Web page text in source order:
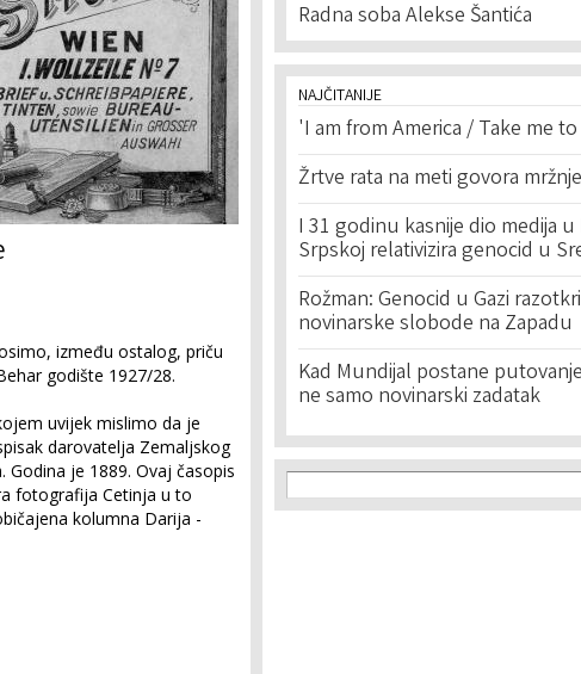
između ostalog, priču
godište 1927/28.
uvijek mislimo da je
darovatelja Zemaljskog
je 1889. Ovaj časopis
fotografija Cetinja u to
kolumna Darija -
Radna soba Alekse Šantića
NAJČITANIJE
'I am from America / Take me
Žrtve rata na meti govora mržnje
I 31 godinu kasnije dio medija
Srpskoj relativizira genocid u
Rožman: Genocid u Gazi
novinarske slobode na Zapadu
Kad Mundijal postane
ne samo novinarski zadatak
Search form
Search